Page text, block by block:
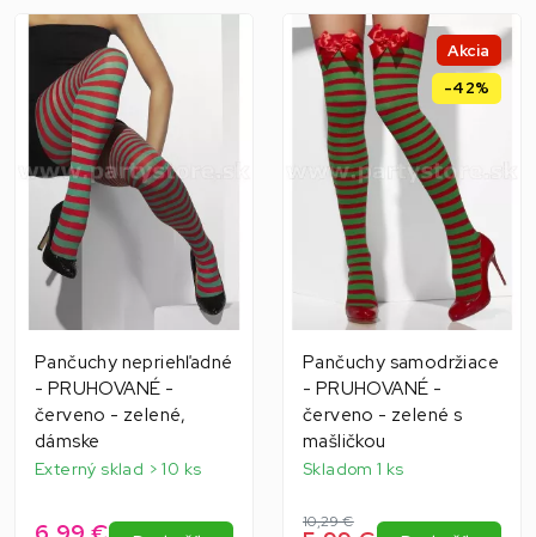
Pančuchy nepriehľadné
- PRUHOVANÉ -
červeno - zelené,
dámske
Externý sklad > 10 ks
Akcia
-42%
Pančuchy samodržiace
- PRUHOVANÉ -
červeno - zelené s
mašličkou
Skladom 1 ks
10,29 €